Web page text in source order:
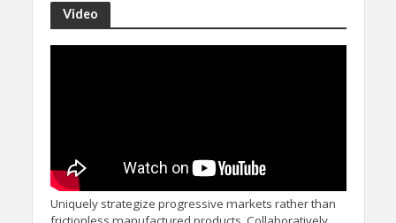
Video
Uniquely strategize progressive markets rather than